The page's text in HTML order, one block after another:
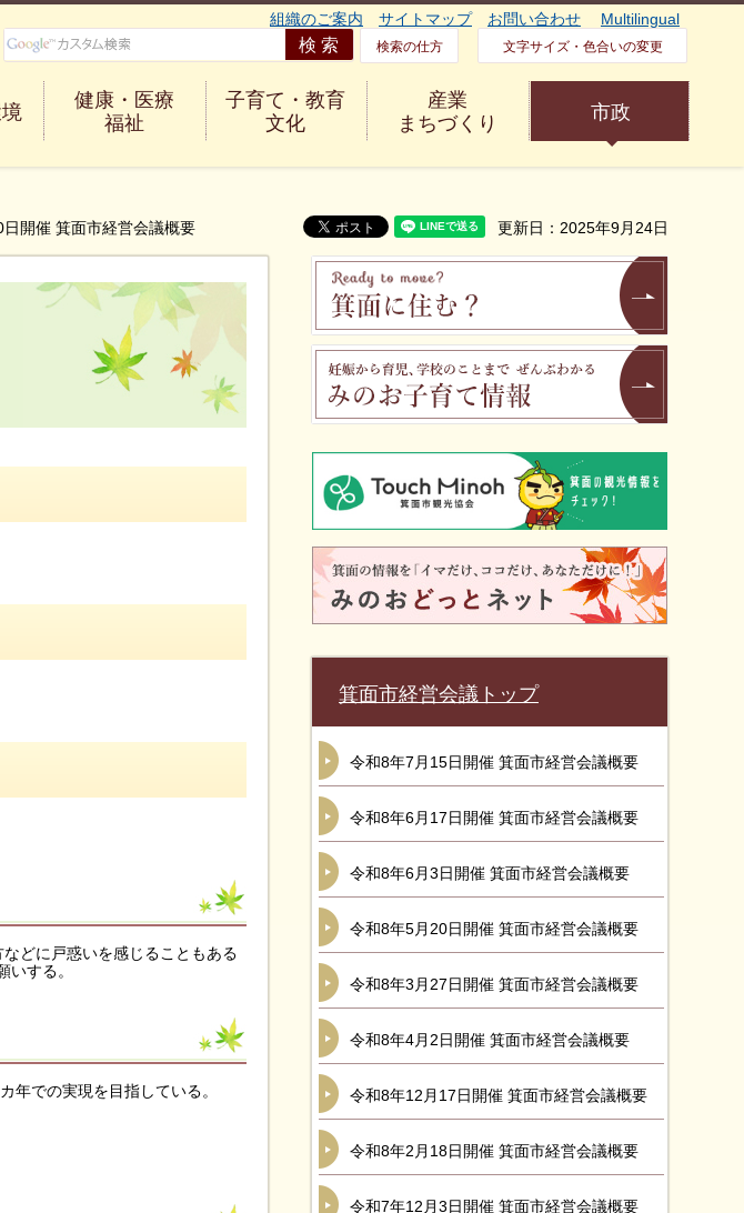
組織のご案内 サイトマップ お問い合わせ Multilingual
検索の仕方 文字サイズ・色合いの変更
健康・医療
福祉
子育て・教育
文化
産業
まちづくり
市政
開催 箕面市経営会議概要 更新日：2025年9月24日
どに戸惑いを感じることもある
する。
年での実現を目指している。
箕面市経営会議トップ
令和8年7月15日開催 箕面市経営会議概要
令和8年6月17日開催 箕面市経営会議概要
令和8年6月3日開催 箕面市経営会議概要
令和8年5月20日開催 箕面市経営会議概要
令和8年3月27日開催 箕面市経営会議概要
令和8年4月2日開催 箕面市経営会議概要
令和8年12月17日開催 箕面市経営会議概要
令和8年2月18日開催 箕面市経営会議概要
令和7年12月3日開催 箕面市経営会議概要